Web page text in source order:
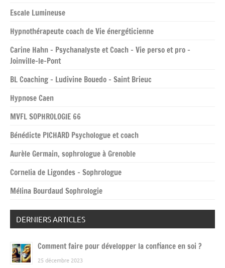
Escale Lumineuse
Hypnothérapeute coach de Vie énergéticienne
Carine Hahn – Psychanalyste et Coach – Vie perso et pro –
Joinville-le-Pont
BL Coaching – Ludivine Bouedo – Saint Brieuc
Hypnose Caen
MVFL SOPHROLOGIE 66
Bénédicte PICHARD Psychologue et coach
Aurèle Germain, sophrologue à Grenoble
Cornelia de Ligondes – Sophrologue
Mélina Bourdaud Sophrologie
DERNIERS ARTICLES
Comment faire pour développer la confiance en soi ?
25 décembre 2023